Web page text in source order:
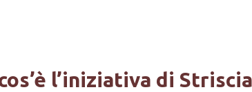
l’iniziativa di